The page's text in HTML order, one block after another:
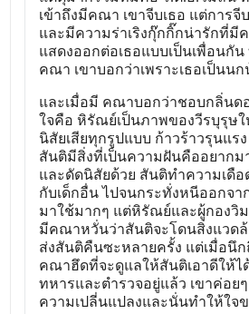
เข้าถึงมีคณา เขาจีบเธอ แต่การ
และมีความร่าเริงกุ๊กกิ๊กน่ารักที่
แสดงออกต่อเธอแบบเป็นเพื่อน
คณา เขาบอกว่าเพราะเธอเป็นน
และเมื่อมี คณาบอกว่าชอบกลิ่นด
ใจคือ หิรัณย์เป็นภาพของวีรบุรุษ
นิสัยเสียทุกรูปแบบ ก้าวร้าวรุนแร
สันติมีสิ่งที่เป็นความฝันคืออยากม
และดัดนิสัยด้วย สันติทำความเดื
กับเด็กอื่น ไปจนกระทั่งหนีออกจา
มาใช้มากๆ แต่หิรัณย์และผู้กองวิ
มีคณาหวั่นว่าสันติจะโดนสิ่งแวดล้
ส่งสันติคืนซะหลายครั้ง แต่เมื่อนึก
คณาฮึดที่จะดูแลให้สันติเอาดีให้ไ
ทหารและตำรวจอยู่แล้ว เขาค่อ
ความเปลี่นแปลงและนั่นทำให้ใ